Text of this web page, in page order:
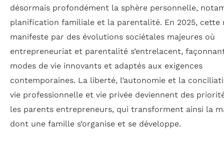
désormais profondément la sphère personnelle,
planification familiale et la parentalité. En 2025, cette
manifeste par des évolutions sociétales majeures où
entrepreneuriat et parentalité s’entrelacent,
modes de vie innovants et adaptés aux exigences
contemporaines. La liberté, l’autonomie et la
vie professionnelle et vie privée deviennent des
les parents entrepreneurs, qui transforment ainsi la
dont une famille s’organise et se développe.